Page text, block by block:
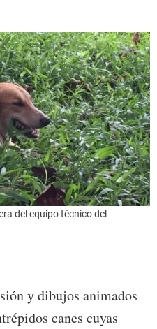
del equipo técnico del
y dibujos animados
canes cuyas